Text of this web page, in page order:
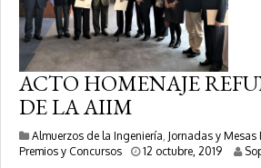
ACTO HOMENAJE
DE LA AIIM
Almuerzos de la Ingeniería, Jornadas y Mesas
Premios y Concursos
12 octubre, 20191